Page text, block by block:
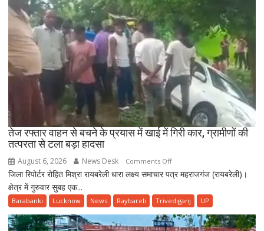
लक्ष्य
समाचार
पत्र
दिनांक
अगस्त
2026
दिन
शुक्रवार
तेज रफ्तार वाहन से बचने के प्रयास में खाई में गिरी कार, ग्रामीणों की
तत्परता से टला बड़ा हादसा
August 6, 2026 News Desk Comments Offon
तेज
वाहन
से
बचने
जिला रिपोर्टर रोहित मिश्रा रायबरेली धारा लक्ष्य समाचार पत्र महराजगंज (रायबरेली)।
क्षेत्र में गुरुवार सुबह एक...
Barabanki Lucknow News Raybareli Trivediganj UP